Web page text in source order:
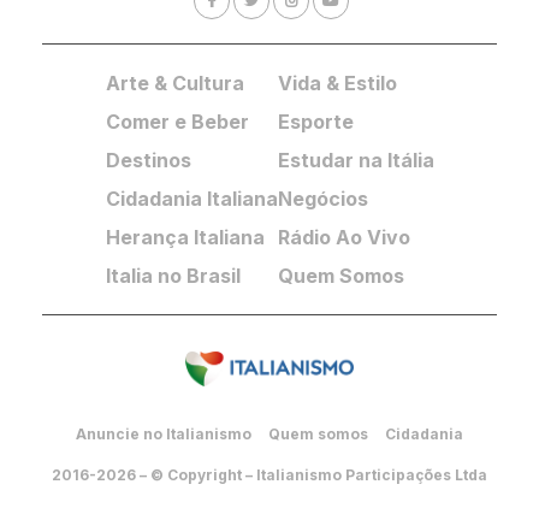
Arte & Cultura
Comer e Beber
Destinos
Cidadania Italiana
Herança Italiana
Italia no Brasil
Vida & Estilo
Esporte
Estudar na Itália
Negócios
Rádio Ao Vivo
Quem Somos
Anuncie no Italianismo Quem somos Cidadania
2016-2026 – © Copyright – Italianismo Participações Ltda